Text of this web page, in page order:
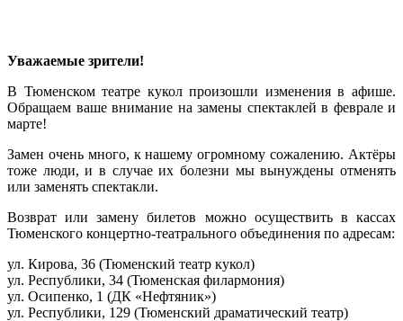
Уважаемые зрители!
В Тюменском театре кукол произошли изменения в афише.
Обращаем ваше внимание на замены спектаклей в феврале и
марте!
Замен очень много, к нашему огромному сожалению. Актёры
тоже люди, и в случае их болезни мы вынуждены отменять
или заменять спектакли.
Возврат или замену билетов можно осуществить в кассах
Тюменского концертно-театрального объединения по адресам:
ул. Кирова, 36 (Тюменский театр кукол)
ул. Республики, 34 (Тюменская филармония)
ул. Осипенко, 1 (ДК «Нефтяник»)
ул. Республики, 129 (Тюменский драматический театр)